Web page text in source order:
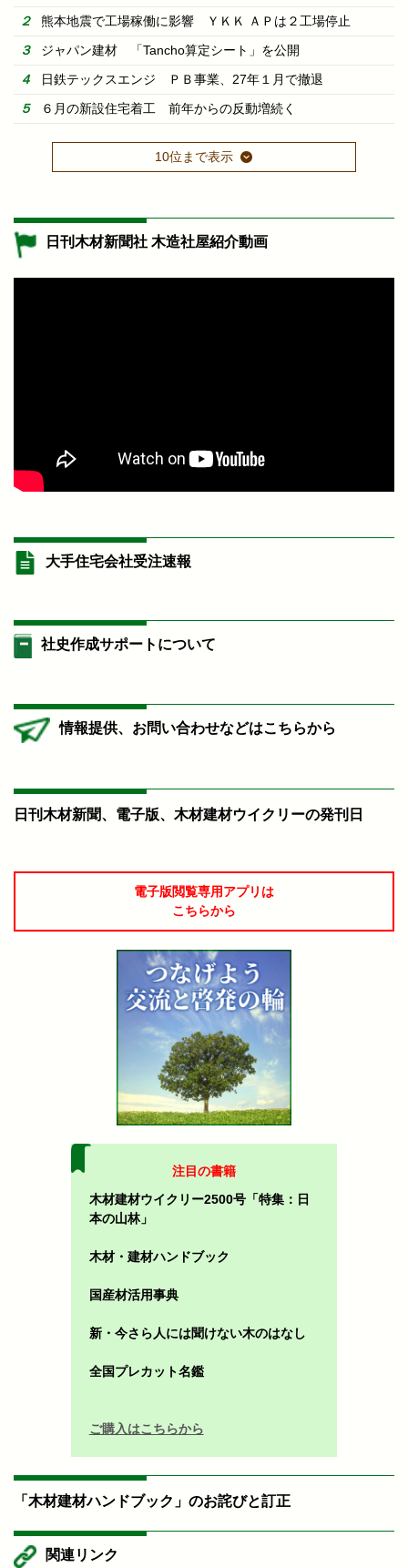
熊本地震で工場稼働に影響 ＹＫＫ ＡＰは２工場停止
ジャパン建材 「Tancho算定シート」を公開
日鉄テックスエンジ ＰＢ事業、27年１月で撤退
６月の新設住宅着工 前年からの反動増続く
10位まで表示
日刊木材新聞社 木造社屋紹介動画
大手住宅会社受注速報
社史作成サポートについて
情報提供、お問い合わせなどはこちらから
日刊木材新聞、電子版、木材建材ウイクリーの発刊日
電子版閲覧専用アプリは
こちらから
注目の書籍
木材建材ウイクリー2500号「特集：日
本の山林」
木材・建材ハンドブック
国産材活用事典
新・今さら人には聞けない木のはなし
全国プレカット名鑑
ご購入はこちらから
「木材建材ハンドブック」のお詫びと訂正
関連リンク